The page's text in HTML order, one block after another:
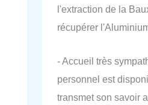
l'extraction de la
récupérer
- Accueil très
personnel est
transmet son savoir